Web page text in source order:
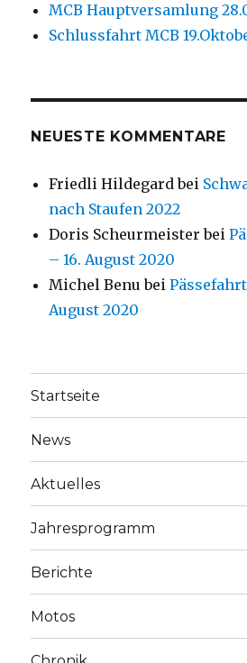
MCB Hauptversamlung
Schlussfahrt MCB
NEUESTE KOMMENTARE
Friedli Hildegardbei
nach Staufen 2022
Doris Scheurmeister bei
– 16. August 2020
Michel Benu bei
August 2020
Startseite
News
Aktuelles
Jahresprogramm
Berichte
Motos